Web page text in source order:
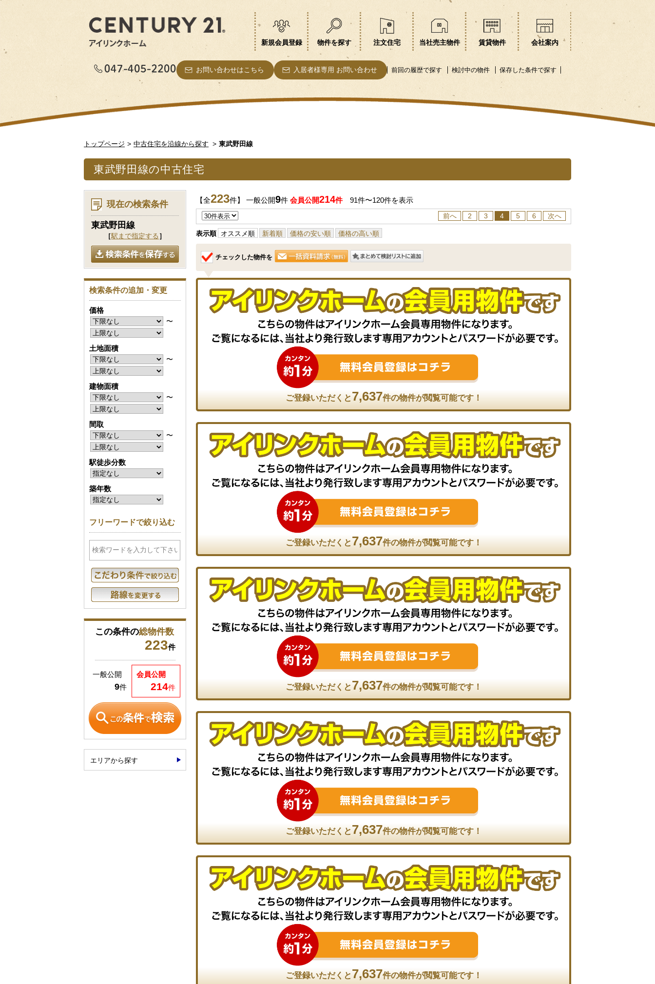
新規会員登録 物件を探す 注文住宅 当社売主物件 賃貸物件 会社案内
お問い合わせはこちら 入居者様専用 お問い合わせ 前回の履歴で探す 検討中の物件 保存した条件で探す
トップページ 中古住宅を沿線から探す 東武野田線
東武野田線の中古住宅
【全223件】 一般公開9件 会員公開214件91件〜120件を表示
前へ 2 3 4 5 6 次へ
表示順 オススメ順 新着順 価格の安い順 価格の高い順
チェックした物件を
ご登録いただくと7,637件の物件が閲覧可能です！
ご登録いただくと7,637件の物件が閲覧可能です！
ご登録いただくと7,637件の物件が閲覧可能です！
ご登録いただくと7,637件の物件が閲覧可能です！
ご登録いただくと7,637件の物件が閲覧可能です！
現在の検索条件
東武野田線
［駅まで指定する ］
検索条件の追加・変更
価格
〜
土地面積
〜
建物面積
〜
間取
〜
駅徒歩分数
築年数
フリーワードで絞り込む
この条件の総物件数
223件
会員公開
214件
一般公開
9件
エリアから探す